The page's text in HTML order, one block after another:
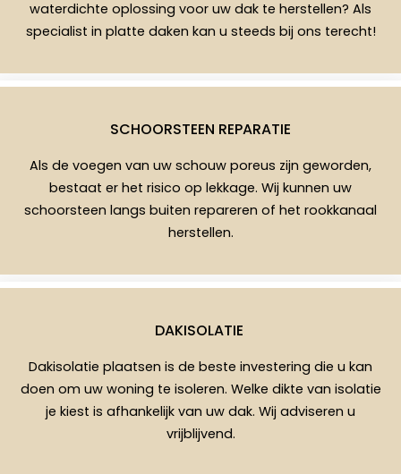
waterdichte oplossing voor uw dak te herstellen? Als
specialist in platte daken kan u steeds bij ons terecht!
SCHOORSTEEN REPARATIE
Als de voegen van uw schouw poreus zijn geworden,
bestaat er het risico op lekkage. Wij kunnen uw
schoorsteen langs buiten repareren of het rookkanaal
herstellen.
DAKISOLATIE
Dakisolatie plaatsen is de beste investering die u kan
doen om uw woning te isoleren. Welke dikte van isolatie
je kiest is afhankelijk van uw dak. Wij adviseren u
vrijblijvend.